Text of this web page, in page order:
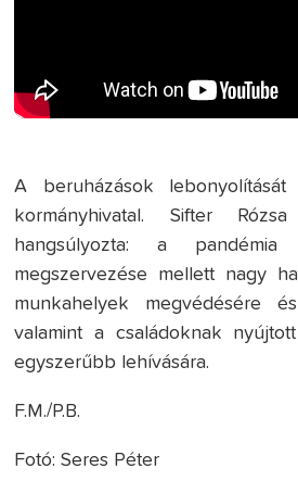
A beruházások
kormányhivatal. Sifter Rózsa
hangsúlyozta: a pandémia
megszervezése mellett nagy
munkahelyek megvédésére
valamint a családoknak
egyszerűbb lehívására.
F.M./P.B.
Fotó: Seres Péter